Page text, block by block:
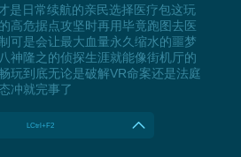
是日常续航的亲民选择医疗包这玩
高危据点攻坚时再用毕竟跑图去医
可是会让最大血量永久缩水的噩梦
神隆之的侦探生涯就能像街机厅的
玩到底无论是破解VR命案还是法庭
冲就完事了
LCtrl+F2